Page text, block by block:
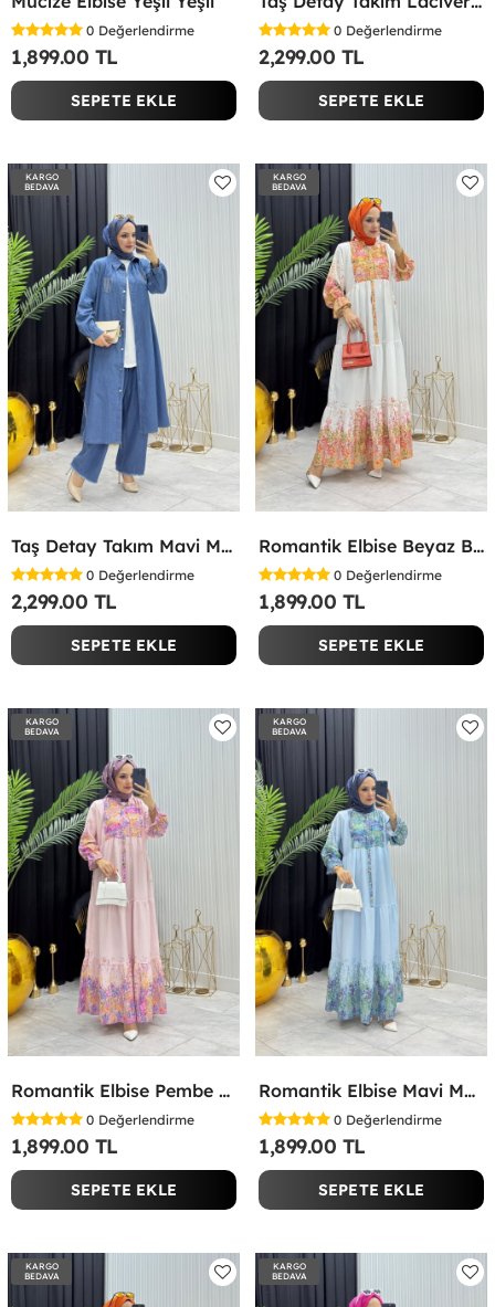
0 Değerlendirme
1,899.00 TL
SEPETE EKLE
0 Değerlendirme
2,299.00 TL
SEPETE EKLE
KARGO
BEDAVA
Taş Detay Takım Mavi Mavi
0 Değerlendirme
2,299.00 TL
SEPETE EKLE
KARGO
BEDAVA
Romantik Elbise Beyaz Beyaz
0 Değerlendirme
1,899.00 TL
SEPETE EKLE
KARGO
BEDAVA
Romantik Elbise Pembe Pembe
0 Değerlendirme
1,899.00 TL
SEPETE EKLE
KARGO
BEDAVA
Romantik Elbise Mavi Mavi
0 Değerlendirme
1,899.00 TL
SEPETE EKLE
KARGO
BEDAVA
KARGO
BEDAVA